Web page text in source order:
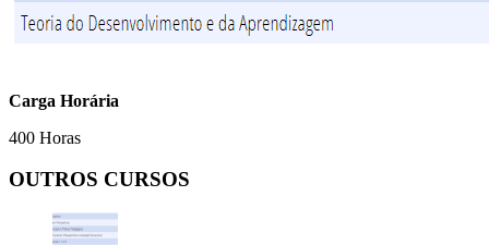
Carga Horária
400 Horas
OUTROS CURSOS